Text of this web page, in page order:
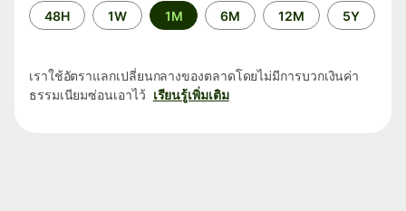
ระยะ
เวลา
48H 1W 1M 6M 12M 5Y
เราใช้อัตราแลกเปลี่ยนกลางของตลาดโดยไม่มีการบวกเงินค่า
ธรรมเนียมซ่อนเอาไว้ เรียนรู้เพิ่มเติม